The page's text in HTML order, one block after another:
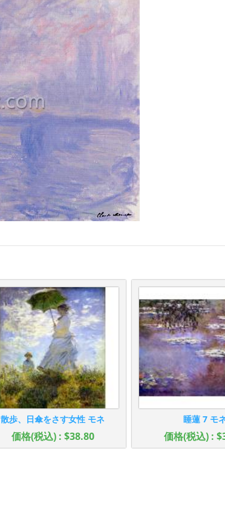
散歩、日傘をさす女性 モネ
価格(税込) : $38.80
睡蓮 7 モ
価格(税込) :